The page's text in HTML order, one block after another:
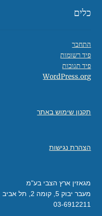
כלים
התחבר
פיד רשומות
פיד תגובות
WordPress.org
תקנון שימוש באתר
הצהרת נגישות
מגאזין ארץ הצבי בע"מ
מעבר יבוק 5, קומה 2, תל אביב
03-6912211